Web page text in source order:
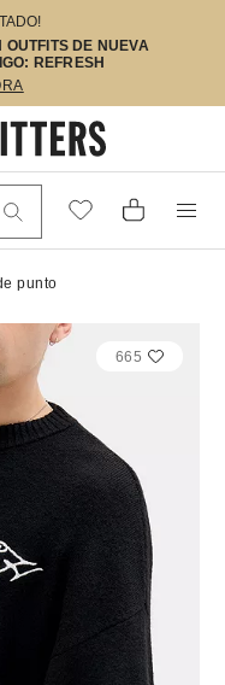
OUTFITS DE NUEVA
REFRESH
punto
665